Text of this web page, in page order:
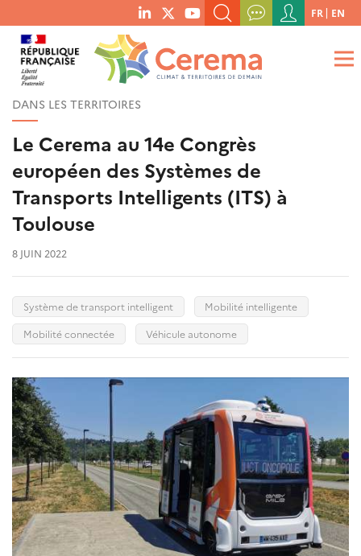
menu
social
links
RECHERCHER UN MOT-CLÉ, UNE PUBLICATION, ETC.
QUE RECHERCHEZ-VOUS ?
Menu
du
compte
de
FR EN
DANS LES TERRITOIRES
Le Cerema au 14e Congrès
européen des Systèmes de
Transports Intelligents (ITS) à
Toulouse
8 JUIN 2022
Système de transport intelligent
Mobilité intelligente
Mobilité connectée
Véhicule autonome